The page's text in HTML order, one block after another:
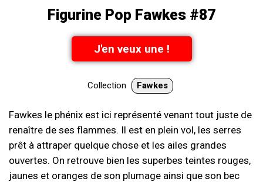
Figurine Pop Fawkes #87
J'en veux une !
Collection Fawkes
Fawkes le phénix est ici représenté venant tout juste de
renaître de ses flammes. Il est en plein vol, les serres
prêt à attraper quelque chose et les ailes grandes
ouvertes. On retrouve bien les superbes teintes rouges,
jaunes et oranges de son plumage ainsi que son bec